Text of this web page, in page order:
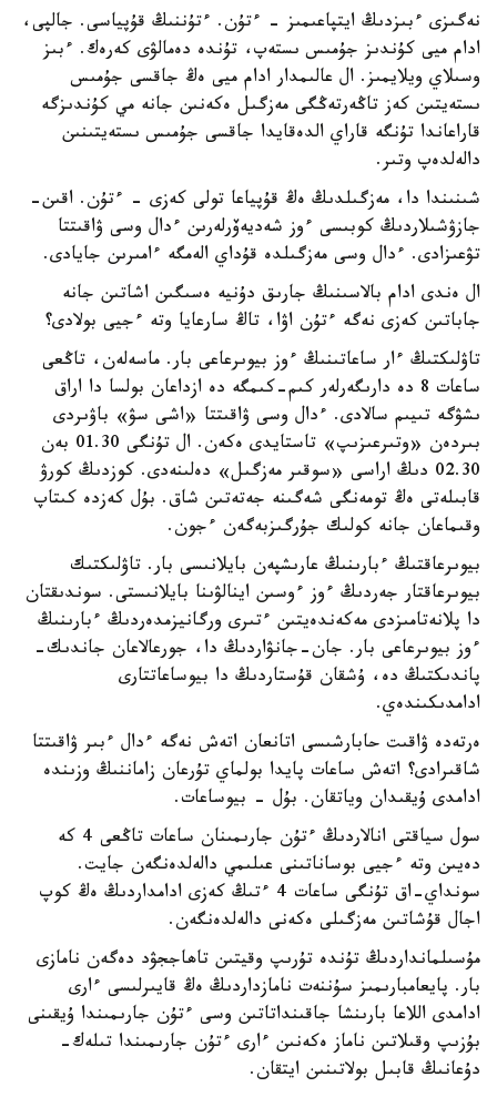
نەگىزى ءبىزدىڭ ايتپاعىمىز - ءتۇن. ءتۇننىڭ قۇپياسى. جالپى،
ادام ميى كۇندىز جۇمىس ىستەپ، تۇندە دەمالۋى كەرەك. ءبىز
وسىلاي ويلايمىز. ال عالىمدار ادام ميى ەڭ جاقسى جۇمىس
ىستەيتىن كەز تاڭەرتەڭگى مەزگىل ەكەنىن جانە مي كۇندىزگە
قاراعاندا تۇنگە قاراي الدەقايدا جاقسى جۇمىس ىستەيتىنىن
دالەلدەپ وتىر.
شىنىندا دا، مەزگىلدىڭ ەڭ قۇپياعا تولى كەزى - ءتۇن. اقىن-
جازۋشىلاردىڭ كوبىسى ءوز شەديەۆرلەرىن ءدال وسى ۋاقىتتا
تۋعىزادى. ءدال وسى مەزگىلدە قۇداي الەمگە ءامىرىن جايادى.
ال ەندى ادام بالاسىنىڭ جارىق دۇنيە ەسىگىن اشاتىن جانە
جاباتىن كەزى نەگە ءتۇن اۋا، تاڭ سارعايا وتە ءجيى بولادى؟
تاۋلىكتىڭ ءار ساعاتىنىڭ ءوز بيوىرعاعى بار. ماسەلەن، تاڭعى
ساعات 8 دە دارىگەرلەر كىم-كىمگە دە ازداعان بولسا دا اراق
ىشۋگە تىيىم سالادى. ءدال وسى ۋاقىتتا «اشى سۋ» باۋىردى
بىردەن «وتىرعىزىپ» تاستايدى ەكەن. ال تۇنگى 01.30 بەن
02.30 دىڭ اراسى «سوقىر مەزگىل» دەلىنەدى. كوزدىڭ كورۋ
قابىلەتى ەڭ تومەنگى شەگىنە جەتەتىن شاق. بۇل كەزدە كىتاپ
وقىماعان جانە كولىك جۇرگىزبەگەن ءجون.
بيوىرعاقتىڭ ءبارىنىڭ عارىشپەن بايلانىسى بار. تاۋلىكتىك
بيوىرعاقتار جەردىڭ ءوز ءوسىن اينالۋىنا بايلانىستى. سوندىقتان
دا پلانەتامىزدى مەكەندەيتىن ءتىرى ورگانيزمدەردىڭ ءبارىنىڭ
ءوز بيوىرعاعى بار. جان-جانۋاردىڭ دا، جورعالاعان جاندىك-
پاندىكتىڭ دە، ۇشقان قۇستاردىڭ دا بيوساعاتتارى
ادامدىكىندەي.
ەرتەدە ۋاقىت حابارشىسى اتانعان اتەش نەگە ءدال ءبىر ۋاقىتتا
شاقىرادى؟ اتەش ساعات پايدا بولماي تۇرعان زاماننىڭ وزىندە
ادامدى ۇيقىدان وياتقان. بۇل - بيوساعات.
سول سياقتى انالاردىڭ ءتۇن جارىمىنان ساعات تاڭعى 4 كە
دەيىن وتە ءجيى بوساناتىنى عىلىمي دالەلدەنگەن جايت.
سونداي-اق تۇنگى ساعات 4 ءتىڭ كەزى ادامداردىڭ ەڭ كوپ
اجال قۇشاتىن مەزگىلى ەكەنى دالەلدەنگەن.
مۇسىلمانداردىڭ تۇندە تۇرىپ وقيتىن تاھاججۋد دەگەن نامازى
بار. پايعامبارىمىز سۇننەت نامازداردىڭ ەڭ قايىرلىسى ءارى
ادامدى اللاعا بارىنشا جاقىنداتاتىن وسى ءتۇن جارىمىندا ۇيقىنى
بۇزىپ وقىلاتىن ناماز ەكەنىن ءارى ءتۇن جارىمىندا تىلەك-
دۇعانىڭ قابىل بولاتىنىن ايتقان.